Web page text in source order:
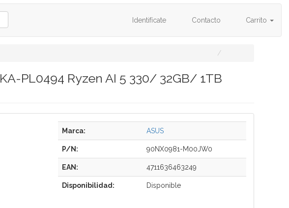
Identifícate Contacto Carrito
PL0494 Ryzen AI 5 330/ 32GB/ 1TB
Marca: ASUS
P/N: 90NX0981-M00JW0
EAN: 4711636463249
Disponibilidad: Disponible